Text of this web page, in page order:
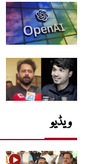
ویڈیو